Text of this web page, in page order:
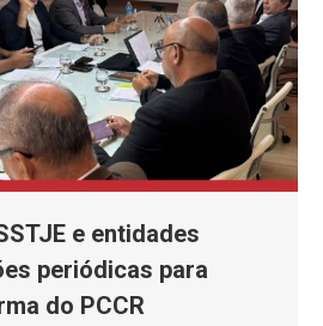
e entidades
periódicas para
do PCCR